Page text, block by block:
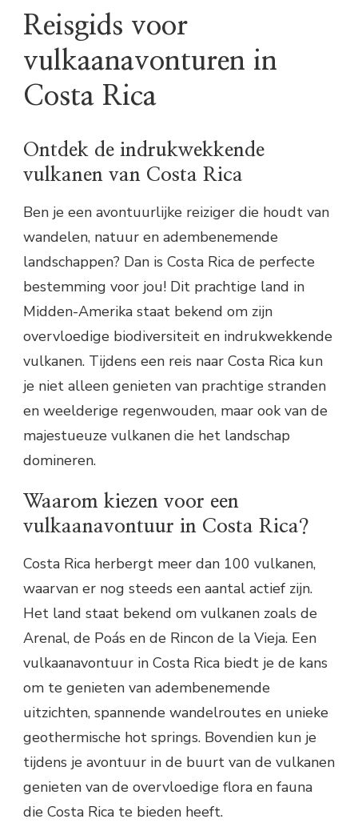
Reisgids voor
vulkaanavonturen in
Costa Rica
Ontdek de indrukwekkende
vulkanen van Costa Rica
Ben je een avontuurlijke reiziger die houdt van
wandelen, natuur en adembenemende
landschappen? Dan is Costa Rica de perfecte
bestemming voor jou! Dit prachtige land in
Midden-Amerika staat bekend om zijn
overvloedige biodiversiteit en indrukwekkende
vulkanen. Tijdens een reis naar Costa Rica kun
je niet alleen genieten van prachtige stranden
en weelderige regenwouden, maar ook van de
majestueuze vulkanen die het landschap
domineren.
Waarom kiezen voor een
vulkaanavontuur in Costa Rica?
Costa Rica herbergt meer dan 100 vulkanen,
waarvan er nog steeds een aantal actief zijn.
Het land staat bekend om vulkanen zoals de
Arenal, de Poás en de Rincon de la Vieja. Een
vulkaanavontuur in Costa Rica biedt je de kans
om te genieten van adembenemende
uitzichten, spannende wandelroutes en unieke
geothermische hot springs. Bovendien kun je
tijdens je avontuur in de buurt van de vulkanen
genieten van de overvloedige flora en fauna
die Costa Rica te bieden heeft.